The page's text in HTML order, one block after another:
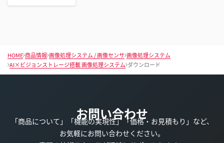
HOME 商品情報 画像処理システム / 画像センサ 画像処理システム
AI×ビジョンストレージ搭載 画像処理システム ダウンロード
お問い合わせ
「商品について」「機能の実現性」「価格・お見積もり」など、
お気軽にお問い合わせください。